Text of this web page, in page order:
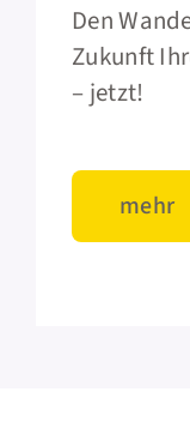
Den
Zukunft
– jetzt!
mehr